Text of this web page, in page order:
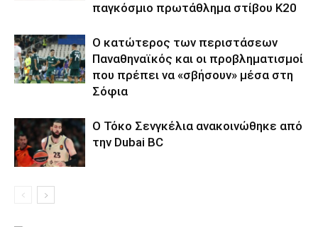
παγκόσμιο πρωτάθλημα στίβου Κ20
Ο κατώτερος των περιστάσεων
Παναθηναϊκός και οι προβληματισμοί
που πρέπει να «σβήσουν» μέσα στη
Σόφια
Ο Τόκο Σενγκέλια ανακοινώθηκε από
την Dubai BC